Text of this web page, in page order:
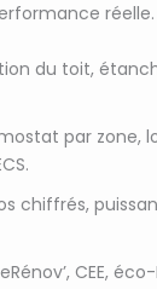
réelle.
du toit,
par zone,
chiffrés,
CEE, éco-